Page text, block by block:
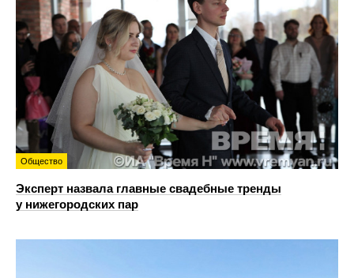
Общество
Эксперт назвала главные свадебные тренды
у нижегородских пар